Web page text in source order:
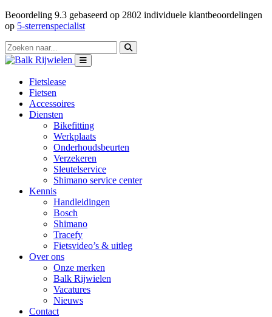
Beoordeling 9.3 gebaseerd op 2802 individuele klantbeoordelingen
op 5-sterrenspecialist
Fietslease
Fietsen
Accessoires
Diensten
Bikefitting
Werkplaats
Onderhoudsbeurten
Verzekeren
Sleutelservice
Shimano service center
Kennis
Handleidingen
Bosch
Shimano
Tracefy
Fietsvideo’s & uitleg
Over ons
Onze merken
Balk Rijwielen
Vacatures
Nieuws
Contact